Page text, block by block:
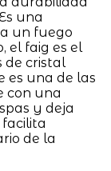
una
un fuego
el faig es el
de cristal
es una de las
con una
y deja
de la